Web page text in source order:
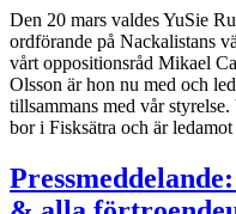
Den 20 mars valdes YuSie
ordförande på Nackalistans
vårt oppositionsråd Mikael
Olsson är hon nu med och
tillsammans med vår
bor i Fisksätra och är